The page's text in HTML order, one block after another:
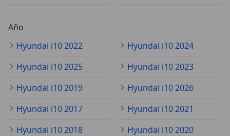
Año
Hyundai i10 2022
Hyundai i10 2024
Hyundai i10 2025
Hyundai i10 2023
Hyundai i10 2019
Hyundai i10 2026
Hyundai i10 2017
Hyundai i10 2021
Hyundai i10 2018
Hyundai i10 2020